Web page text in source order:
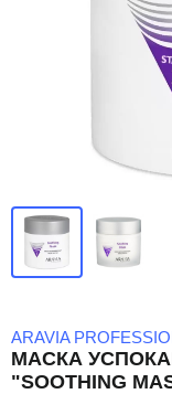
ARAVIA
МАСКА
"SOOTHING